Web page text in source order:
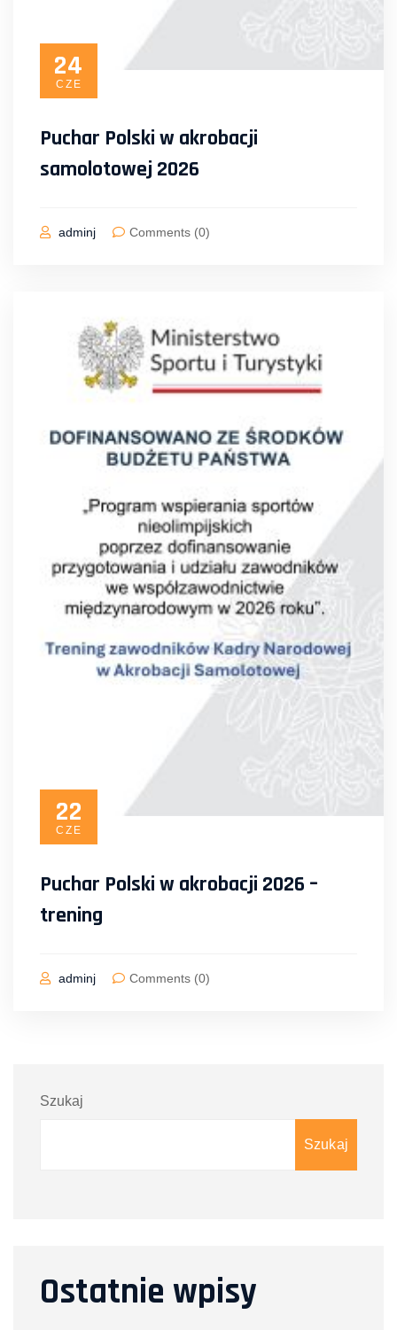
24
CZE
Puchar Polski w akrobacji
samolotowej 2026
adminj Comments (0)
22
CZE
Puchar Polski w akrobacji 2026 –
trening
adminj Comments (0)
Szukaj
Szukaj
Ostatnie wpisy